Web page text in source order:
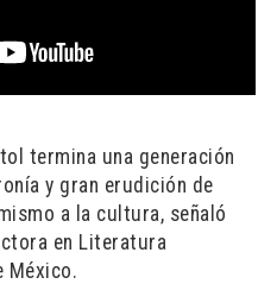
termina una generación
y gran erudición de
a la cultura, señaló
en Literatura
México.